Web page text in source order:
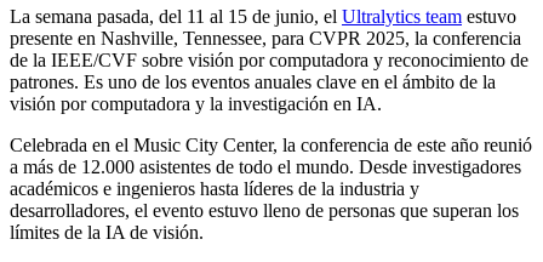
La semana pasada, del 11 al 15 de junio, el Ultralytics team estuvo
presente en Nashville, Tennessee, para CVPR 2025, la conferencia
de la IEEE/CVF sobre visión por computadora y reconocimiento de
patrones. Es uno de los eventos anuales clave en el ámbito de la
visión por computadora y la investigación en IA.
Celebrada en el Music City Center, la conferencia de este año reunió
a más de 12.000 asistentes de todo el mundo. Desde investigadores
académicos e ingenieros hasta líderes de la industria y
desarrolladores, el evento estuvo lleno de personas que superan los
límites de la IA de visión.